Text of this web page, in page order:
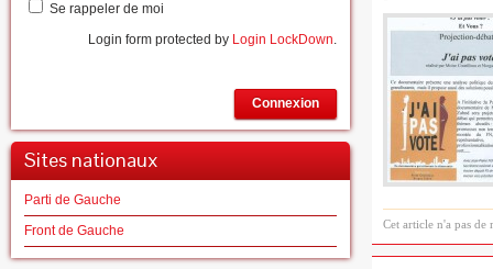
Se rappeler de moi
Login form protected by Login LockDown.
Connexion
Sites nationaux
Parti de Gauche
Front de Gauche
Cet article n'a pas de